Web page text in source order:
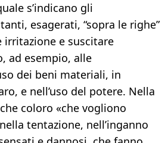
s’indicano gli
esagerati, “sopra le righe”
irritazione e suscitare
ad esempio, alle
dei beni materiali, in
e nell’uso del potere. Nella
coloro «che vogliono
tentazione, nell’inganno